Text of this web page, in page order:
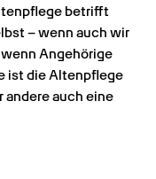
betrifft
– wenn auch wir
Angehörige
ist die Altenpflege
auch eine